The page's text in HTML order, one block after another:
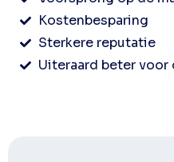
Kostenbesparing
Sterkere reputatie
Uiteraard beter voor